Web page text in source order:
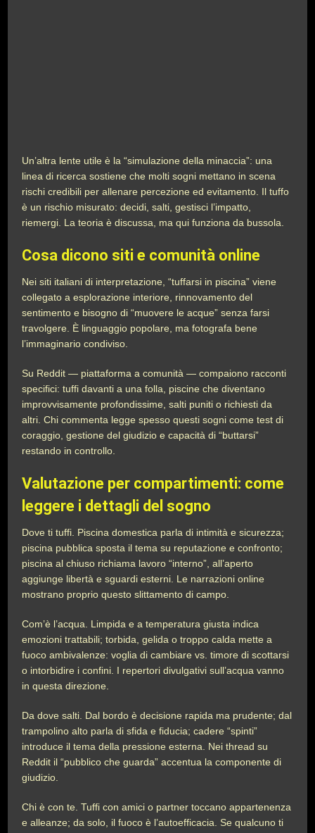
Un’altra lente utile è la “simulazione della minaccia”: una
linea di ricerca sostiene che molti sogni mettano in scena
rischi credibili per allenare percezione ed evitamento. Il tuffo
è un rischio misurato: decidi, salti, gestisci l’impatto,
riemergi. La teoria è discussa, ma qui funziona da bussola.
Cosa dicono siti e comunità online
Nei siti italiani di interpretazione, “tuffarsi in piscina” viene
collegato a esplorazione interiore, rinnovamento del
sentimento e bisogno di “muovere le acque” senza farsi
travolgere. È linguaggio popolare, ma fotografa bene
l’immaginario condiviso.
Su Reddit — piattaforma a comunità — compaiono racconti
specifici: tuffi davanti a una folla, piscine che diventano
improvvisamente profondissime, salti puniti o richiesti da
altri. Chi commenta legge spesso questi sogni come test di
coraggio, gestione del giudizio e capacità di “buttarsi”
restando in controllo.
Valutazione per compartimenti: come
leggere i dettagli del sogno
Dove ti tuffi. Piscina domestica parla di intimità e sicurezza;
piscina pubblica sposta il tema su reputazione e confronto;
piscina al chiuso richiama lavoro “interno”, all’aperto
aggiunge libertà e sguardi esterni. Le narrazioni online
mostrano proprio questo slittamento di campo.
Com’è l’acqua. Limpida e a temperatura giusta indica
emozioni trattabili; torbida, gelida o troppo calda mette a
fuoco ambivalenze: voglia di cambiare vs. timore di scottarsi
o intorbidire i confini. I repertori divulgativi sull’acqua vanno
in questa direzione.
Da dove salti. Dal bordo è decisione rapida ma prudente; dal
trampolino alto parla di sfida e fiducia; cadere “spinti”
introduce il tema della pressione esterna. Nei thread su
Reddit il “pubblico che guarda” accentua la componente di
giudizio.
Chi è con te. Tuffi con amici o partner toccano appartenenza
e alleanze; da solo, il fuoco è l’autoefficacia. Se qualcuno ti